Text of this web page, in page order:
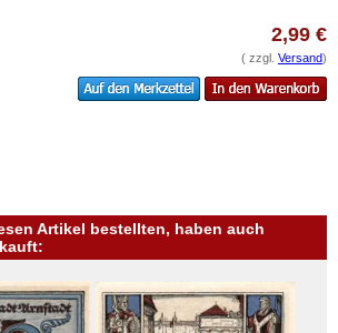
2,99 €
( zzgl. Versand)
Artikel bestellten, haben auch